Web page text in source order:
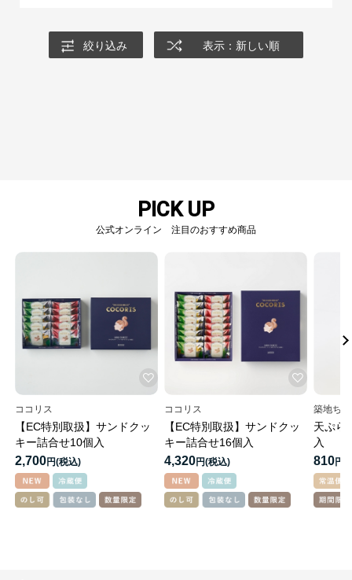
絞り込み 表示：新しい順
PICK UP
公式オンライン 注目のおすすめ商品
ココリス
【EC特別取扱】サンドクッ
キー詰合せ10個入
2,700円
ココリス
【EC特別取扱】サンドクッ
キー詰合せ16個入
4,320円
築地ち
天ぷら
入
810円